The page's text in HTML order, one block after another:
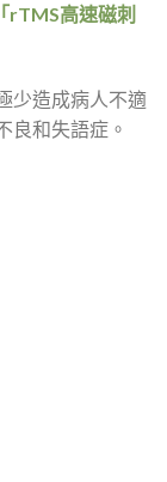
rTMS高速磁刺
少造成病人不適
良和失語症。